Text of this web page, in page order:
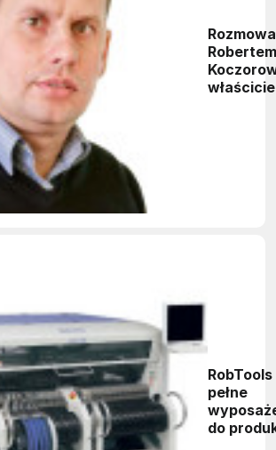
Robertem
RobTools
pełne
do